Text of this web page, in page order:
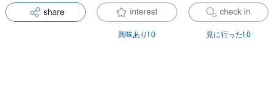
興味あり! 0 見に行った! 0